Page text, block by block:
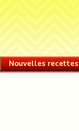
Nouvelles recettes